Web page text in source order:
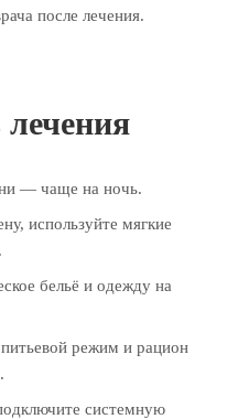
после лечения.
— чаще на ночь.
используйте мягкие
бельё и одежду на
режим и рацион
системную